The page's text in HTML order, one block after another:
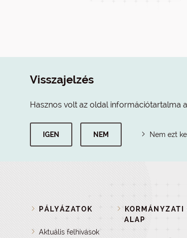
Visszajelzés
Hasznos volt az oldal információtartalma
IGEN NEM Nem ezt
PÁLYÁZATOK
Aktuális felhívások
KORMÁNYZATI
ALAP